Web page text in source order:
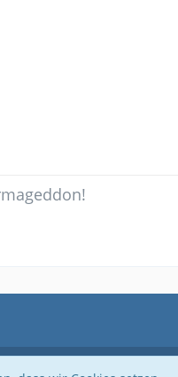
Suite™ 5.3.1